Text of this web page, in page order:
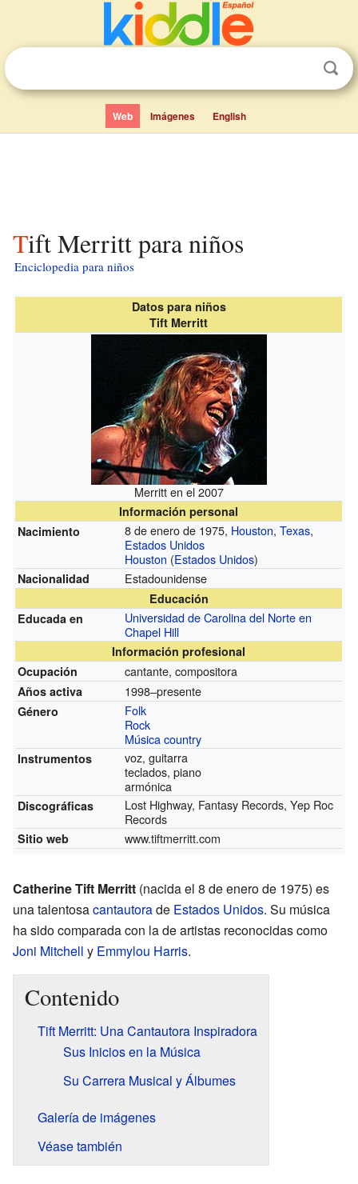
Web Imágenes English
Tift Merritt para niños
Enciclopedia para niños
Datos para niños
Tift Merritt
Merritt en el 2007
Información personal
Nacimiento
8 de enero de 1975, Houston,Texas,
Estados Unidos
Houston (Estados Unidos)
Nacionalidad Estadounidense
Educación
Educada en
Universidad de Carolina del Norte en
Chapel Hill
Información profesional
Ocupación
cantante, compositora
Años activa 1998–presente
Género
Folk
Rock
Música country
Instrumentos
voz, guitarra
teclados, piano
armónica
Discográficas
Lost Highway, Fantasy Records, Yep Roc
Records
Sitio web www.tiftmerritt.com
Catherine Tift Merritt (nacida el 8 de enero de 1975) es
una talentosacantautorade Estados Unidos. Su música
ha sido comparada con la de artistas reconocidas como
Joni Mitchell y Emmylou Harris.
Contenido
Tift Merritt: Una Cantautora Inspiradora
Sus Inicios en la Música
Su Carrera Musical y Álbumes
Galería de imágenes
Véase también